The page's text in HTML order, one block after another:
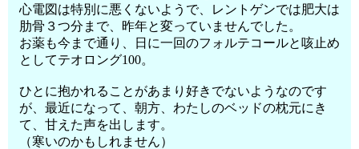
心電図は特別に悪くないようで、レントゲンでは肥大は
肋骨３つ分まで、昨年と変っていませんでした。
お薬も今まで通り、日に一回のフォルテコールと咳止め
としてテオロング100。
ひとに抱かれることがあまり好きでないようなのです
が、最近になって、朝方、わたしのベッドの枕元にき
て、甘えた声を出します。
（寒いのかもしれません）